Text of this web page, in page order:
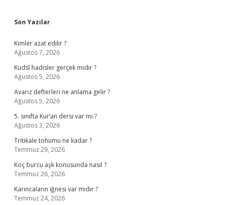
Sidebar
Son Yazılar
Kimler azat edilir ?
Ağustos 7, 2026
Kudsî hadisler gerçek midir ?
Ağustos 5, 2026
Avarız defterleri ne anlama gelir ?
Ağustos 5, 2026
5. sınıfta Kur’an dersi var mı ?
Ağustos 3, 2026
Tritikale tohumu ne kadar ?
Temmuz 29, 2026
Koç burcu aşk konusunda nasıl ?
Temmuz 26, 2026
Karıncaların iğnesi var mıdır ?
Temmuz 24, 2026